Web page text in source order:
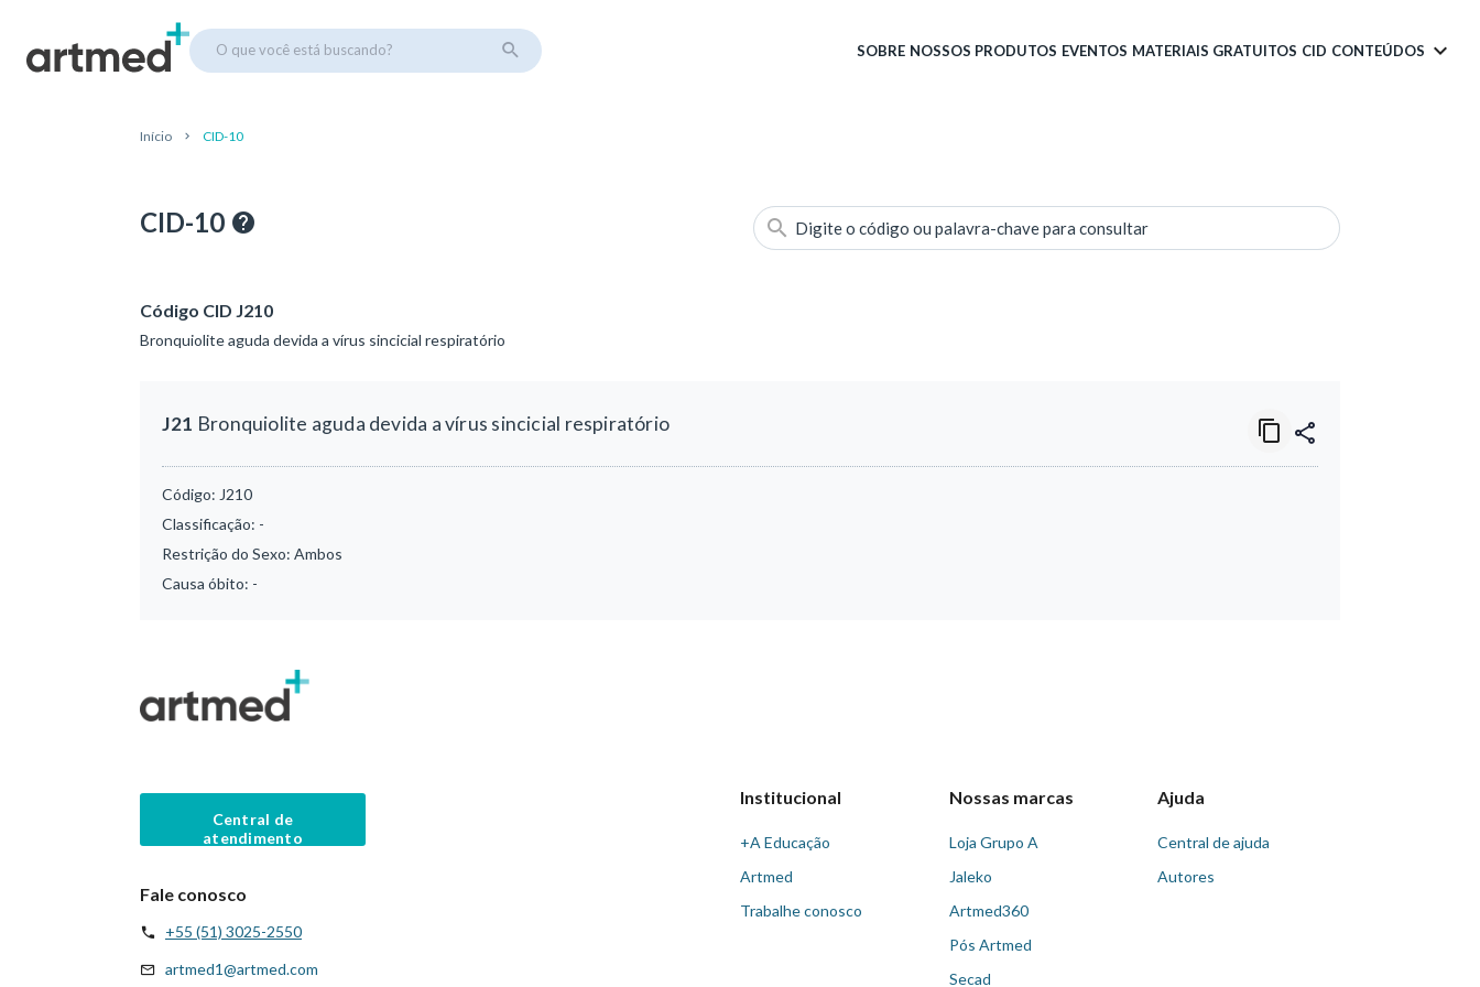
O que você está buscando? SOBRE NOSSOS PRODUTOS EVENTOS MATERIAIS GRATUITOS CID CONTEÚDOS
Início CID-10
CID-10 Digite o código ou palavra-chave para consultar
Código CID J210
Bronquiolite aguda devida a vírus sincicial respiratório
J21 Bronquiolite aguda devida a vírus sincicial respiratório
Código: J210
Classificação: -
Restrição do Sexo: Ambos
Causa óbito: -
Central de
atendimento
Fale conosco
+55 (51) 3025-2550
artmed1@artmed.com
Institucional
+A Educação
Artmed
Trabalhe conosco
Nossas marcas
Loja Grupo A
Jaleko
Artmed360
Pós Artmed
Secad
Ajuda
Central de ajuda
Autores